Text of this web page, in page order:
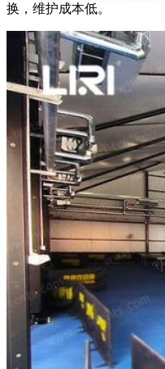
换，维护成本低。